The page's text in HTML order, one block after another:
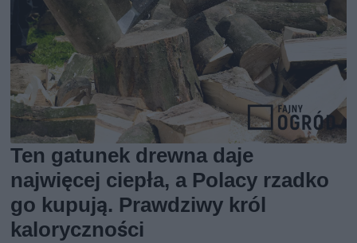
Ten gatunek drewna daje
najwięcej ciepła, a Polacy rzadko
go kupują. Prawdziwy król
kaloryczności